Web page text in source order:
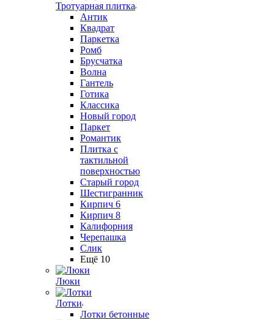
Тротуарная плитка
Антик
Квадрат
Паркетка
Ромб
Брусчатка
Волна
Гантель
Готика
Классика
Новый город
Паркет
Романтик
Плитка с
тактильной
поверхностью
Старый город
Шестигранник
Кирпич 6
Кирпич 8
Калифорния
Черепашка
Слик
Ещё 10
Люки
Лотки
Лотки бетонные